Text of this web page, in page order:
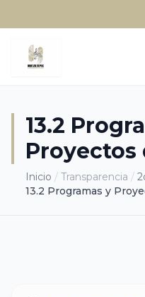
13.2
Proyectos
Inicio / Transparencia /
13.2 Programas y